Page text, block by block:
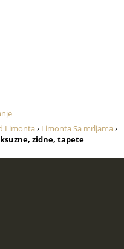
Limonta› Limonta Sa mrljama›
zidne, tapete